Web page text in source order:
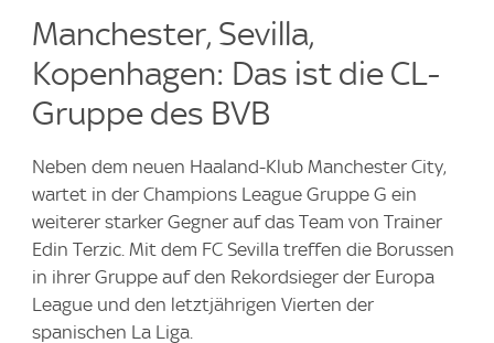
Manchester, Sevilla,
Kopenhagen: Das ist die CL-
Gruppe des BVB
Neben dem neuen Haaland-Klub Manchester City,
wartet in der Champions League Gruppe G ein
weiterer starker Gegner auf das Team von Trainer
Edin Terzic. Mit dem FC Sevilla treffen die Borussen
in ihrer Gruppe auf den Rekordsieger der Europa
League und den letztjährigen Vierten der
spanischen La Liga.